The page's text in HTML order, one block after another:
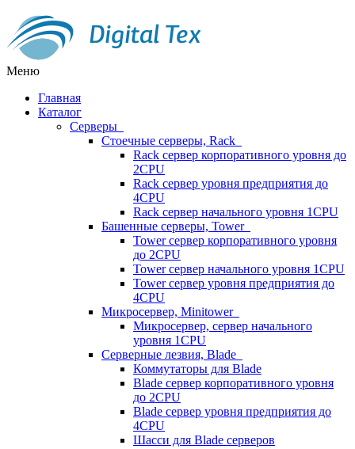
Меню
Главная
Каталог
Серверы
Стоечные серверы, Rack
Rack сервер корпоративного уровня до
2CPU
Rack сервер уровня предприятия до
4CPU
Rack сервер начального уровня 1CPU
Башенные серверы, Tower
Tower сервер корпоративного уровня
до 2CPU
Tower сервер начального уровня 1CPU
Tower сервер уровня предприятия до
4CPU
Микросервер, Minitower
Микросервер, сервер начального
уровня 1CPU
Серверные лезвия, Blade
Коммутаторы для Blade
Blade сервер корпоративного уровня
до 2CPU
Blade сервер уровня предприятия до
4CPU
Шасси для Blade серверов